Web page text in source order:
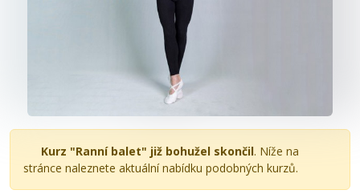
Kurz "Ranní balet" již bohužel skončil. Níže na
stránce naleznete aktuální nabídku podobných kurzů.